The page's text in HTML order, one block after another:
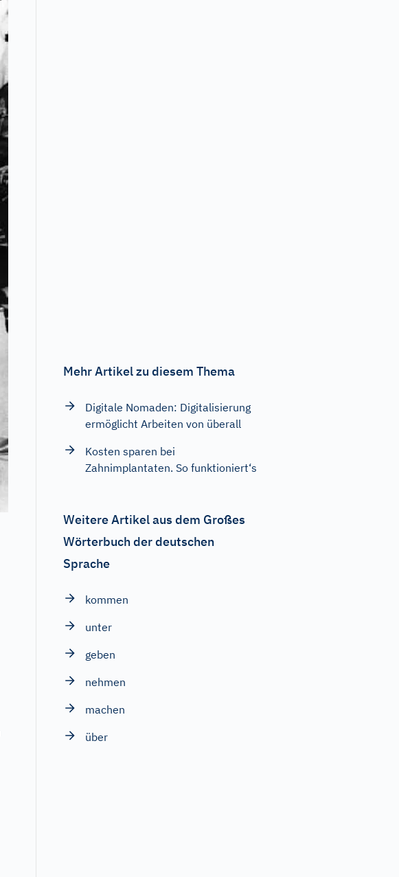
Mehr Artikel zu diesem Thema
Digitale Nomaden: Digitalisierung
ermöglicht Arbeiten von überall
Kosten sparen bei
Zahnimplantaten. So funktioniert‘s
Weitere Artikel aus dem Großes
Wörterbuch der deutschen
Sprache
kommen
unter
geben
nehmen
machen
über